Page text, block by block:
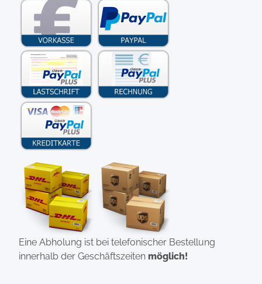
Eine Abholung ist bei telefonischer Bestellung
innerhalb der Geschäftszeiten möglich!